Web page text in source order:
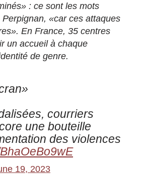
: ce sont les mots
«car ces attaques
En France, 35 centres
un accueil à chaque
de genre.
courriers
une bouteille
des violences
19, 2023